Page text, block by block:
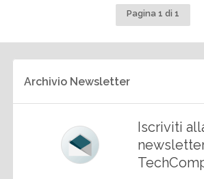
Pagina 1 di 1
Archivio Newsletter
Iscriviti